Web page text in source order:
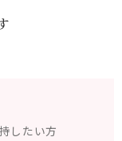
したい方